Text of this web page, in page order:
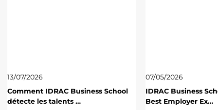
13/07/2026
Comment IDRAC Business School
détecte les talents …
07/05/2026
IDRAC Business
Best Employer Ex…